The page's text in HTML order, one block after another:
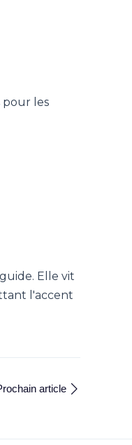
pour les
Elle vit
l'accent
article